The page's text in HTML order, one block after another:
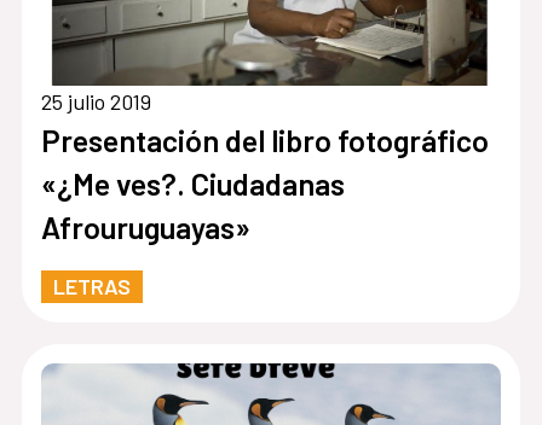
25 julio 2019
Presentación del libro fotográfico
«¿Me ves?. Ciudadanas
Afrouruguayas»
LETRAS